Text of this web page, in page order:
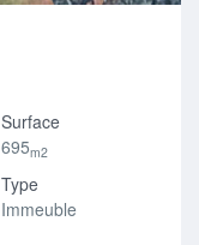
Surface
695m2
Type
Immeuble